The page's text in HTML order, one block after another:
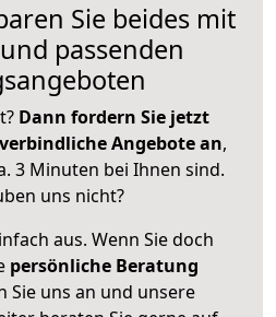
Sie beides mit
passenden
Dann fordern Sie jetzt
Angebote an,
3 Minuten bei Ihnen sind.
uns nicht?
aus. Wenn Sie doch
persönliche Beratung
Sie uns an und unsere